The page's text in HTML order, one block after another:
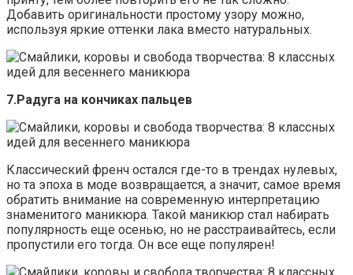
Добавить оригинальности простому узору можно,
используя яркие оттенки лака вместо натуральных.
7.Радуга на кончиках пальцев
Классический френч остался где-то в трендах нулевых,
но та эпоха в моде возвращается, а значит, самое время
обратить внимание на современную интерпретацию
знаменитого маникюра. Такой маникюр стал набирать
популярность еще осенью, но не расстраивайтесь, если
пропустили его тогда. Он все еще популярен!